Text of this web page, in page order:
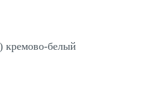
кремово-белый